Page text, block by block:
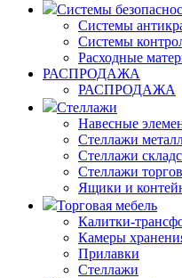
Системы
Системы
Системы
Расходные
РАСПРОДАЖА
РАСПРОДАЖА
Стеллажи
Навесные
Стеллажи
Стеллажи
Стеллажи
Ящики и
Торговая мебель
Калитки-
Камеры
Прилавки
Стеллажи